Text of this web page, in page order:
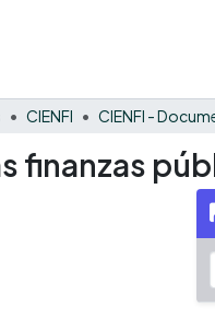
CIENFI
finanzas